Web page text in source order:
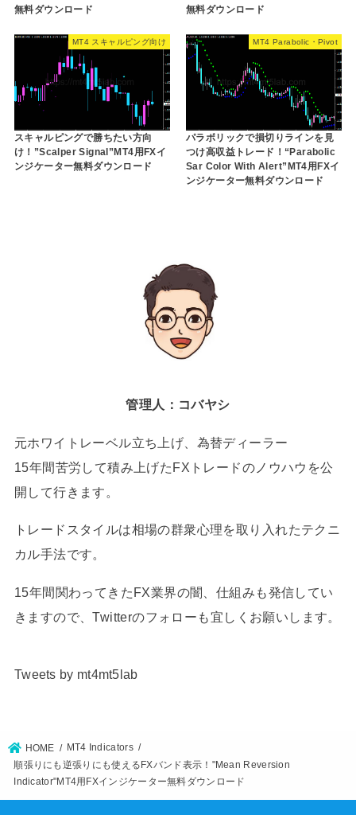
無料ダウンロード
無料ダウンロード
MT4 スキャルピング向け
スキャルピングで勝ちたい方向
け！”Scalper Signal”MT4用FXイ
ンジケーター無料ダウンロード
MT4 Parabolic・Pivot
パラボリックで損切りラインを見
つけ高収益トレード！“Parabolic
Sar Color With Alert”MT4用FXイ
ンジケーター無料ダウンロード
管理人：コバヤシ
元ホワイトレーベル立ち上げ、為替ディーラー
15年間苦労して積み上げたFXトレードのノウハウを公
開して行きます。
トレードスタイルは相場の群衆心理を取り入れたテクニ
カル手法です。
15年間関わってきたFX業界の闇、仕組みも発信してい
きますので、Twitterのフォローも宜しくお願いします。
Tweets by mt4mt5lab
HOME
MT4 Indicators
順張りにも逆張りにも使えるFXバンド表示！"Mean Reversion
Indicator"MT4用FXインジケーター無料ダウンロード